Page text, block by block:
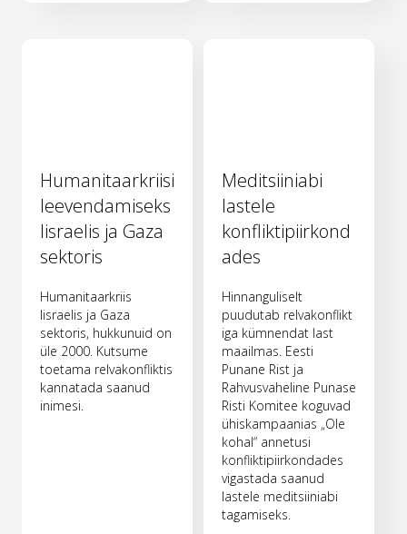
Humanitaarkriisi
leevendamiseks
Iisraelis ja Gaza
sektoris
Humanitaarkriis
Iisraelis ja Gaza
sektoris, hukkunuid on
üle 2000. Kutsume
toetama relvakonfliktis
kannatada saanud
inimesi.
Meditsiiniabi
lastele
konfliktipiirkond
ades
Hinnanguliselt
puudutab relvakonflikt
iga kümnendat last
maailmas. Eesti
Punane Rist ja
Rahvusvaheline Punase
Risti Komitee koguvad
ühiskampaanias „Ole
kohal“ annetusi
konfliktipiirkondades
vigastada saanud
lastele meditsiiniabi
tagamiseks.